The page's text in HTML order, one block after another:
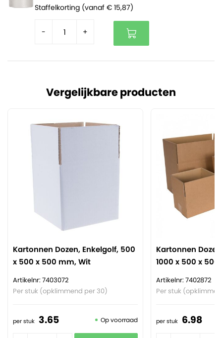
Staffelkorting (vanaf € 15,87)
- +
Vergelijkbare producten
Kartonnen Dozen, Enkelgolf, 500
x 500 x 500 mm, Wit
Artikelnr: 7403072
Per stuk (opklimmend per 30)
per stuk 3.65 Op voorraad
Kartonnen
1000 x 500 x
Artikelnr: 7402872
Per stuk
per stuk 6.98